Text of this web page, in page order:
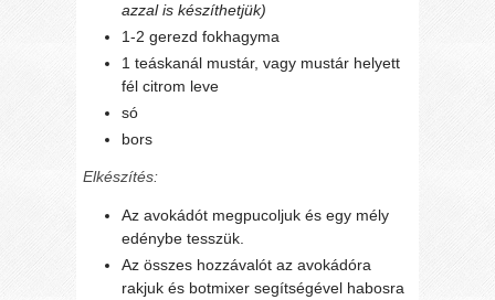
azzal is készíthetjük)
1-2 gerezd fokhagyma
1 teáskanál mustár, vagy mustár helyett
fél citrom leve
só
bors
Elkészítés:
Az avokádót megpucoljuk és egy mély
edénybe tesszük.
Az összes hozzávalót az avokádóra
rakjuk és botmixer segítségével habosra